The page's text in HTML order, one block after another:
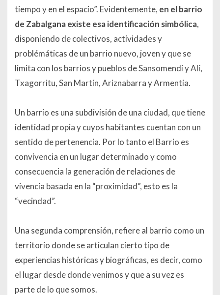
tiempo y en el espacio”. Evidentemente, en el barrio
de Zabalgana existe esa identificación simbólica,
disponiendo de colectivos, actividades y
problémáticas de un barrio nuevo, joven y que se
limita con los barrios y pueblos de Sansomendi y Alí,
Txagorritu, San Martín, Ariznabarra y Armentia.
Un barrio es una subdivisión de una ciudad, que tiene
identidad propia y cuyos habitantes cuentan con un
sentido de pertenencia. Por lo tanto el Barrio es
convivencia en un lugar determinado y como
consecuencia la generación de relaciones de
vivencia basada en la “proximidad”, esto es la
“vecindad”.
Una segunda comprensión, refiere al barrio como un
territorio donde se articulan cierto tipo de
experiencias históricas y biográficas, es decir, como
el lugar desde donde venimos y que a su vez es
parte de lo que somos.